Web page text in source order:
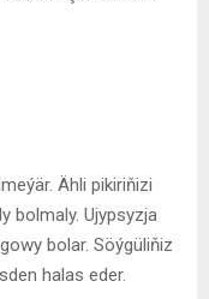
Ähli pikiriňizi
bolmaly. Ujypsyzja
bolar. Söýgüliňiz
halas eder.